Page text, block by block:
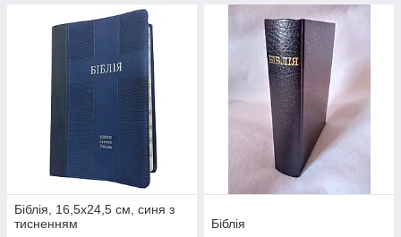
Біблія, 16,5х24,5 см, синя з
тисненням
Біблія